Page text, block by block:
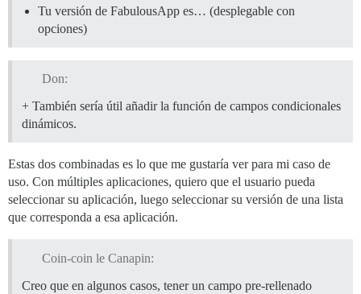
Tu versión de FabulousApp es… (desplegable con
opciones)
Don:
+ También sería útil añadir la función de campos condicionales
dinámicos.
Estas dos combinadas es lo que me gustaría ver para mi caso de
uso. Con múltiples aplicaciones, quiero que el usuario pueda
seleccionar su aplicación, luego seleccionar su versión de una lista
que corresponda a esa aplicación.
Coin-coin le Canapin:
Creo que en algunos casos, tener un campo pre-rellenado